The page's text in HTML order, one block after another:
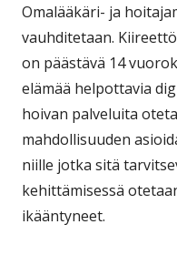
Omalääkäri- ja
vauhditetaan.
on päästävä 14
elämää helpottavia
hoivan palveluita
mahdollisuuden
niille jotka sitä
kehittämisessä
ikääntyneet.